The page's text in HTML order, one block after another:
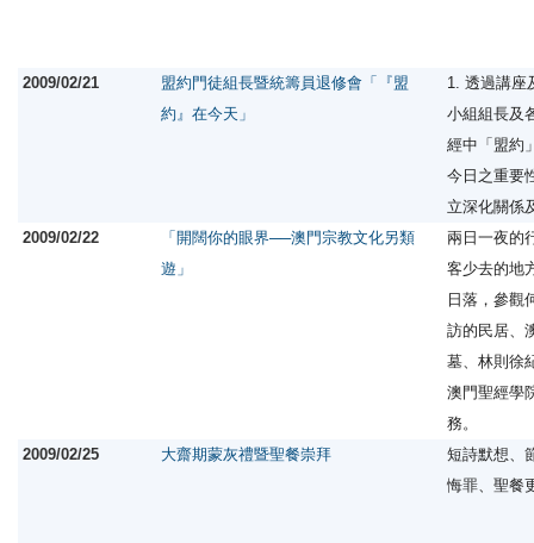
2009/02/21
盟約門徒組長暨統籌員退修會「『盟
約』在今天」
1. 透過講座
小組組長及
經中「盟約
今日之重要
立深化關係
2009/02/22
「開闊你的眼界──澳門宗教文化另類
遊」
兩日一夜的
客少去的地
日落，參觀
訪的民居、
墓、林則徐
澳門聖經學
務。
2009/02/25
大齋期蒙灰禮暨聖餐崇拜
短詩默想、
悔罪、聖餐